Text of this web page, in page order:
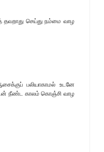
தவறாது செய்து நம்மை வாழ
பலியாகாமல் உடனே
நீண்ட காலம் கொஞ்சி வாழ